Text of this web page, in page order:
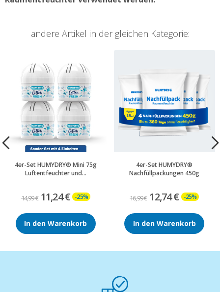
andere Artikel in der gleichen Kategorie:
4er-Set HUMYDRY® Mini 75g
Luftentfeuchter und...
14,99 € 11,24 € -25%
In den Warenkorb
4er-Set HUMYDRY®
Nachfüllpackungen 450g
16,99 € 12,74 € -25%
In den Warenkorb